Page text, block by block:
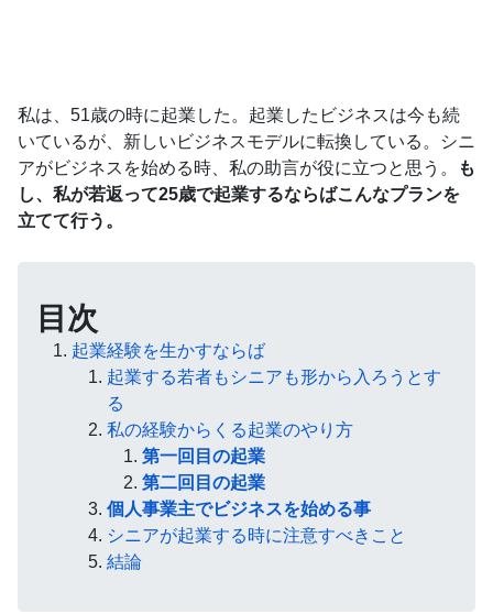
私は、51歳の時に起業した。起業したビジネスは今も続
いているが、新しいビジネスモデルに転換している。シニ
アがビジネスを始める時、私の助言が役に立つと思う。
も
し、私が若返って25歳で起業するならばこんなプランを
立てて行う。
目次
起業経験を生かすならば
起業する若者もシニアも形から入ろうとす
る
私の経験からくる起業のやり方
第一回目の起業
第二回目の起業
個人事業主でビジネスを始める事
シニアが起業する時に注意すべきこと
結論